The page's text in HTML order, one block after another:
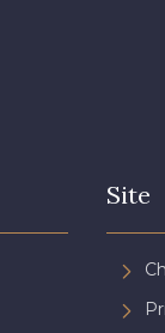
Site